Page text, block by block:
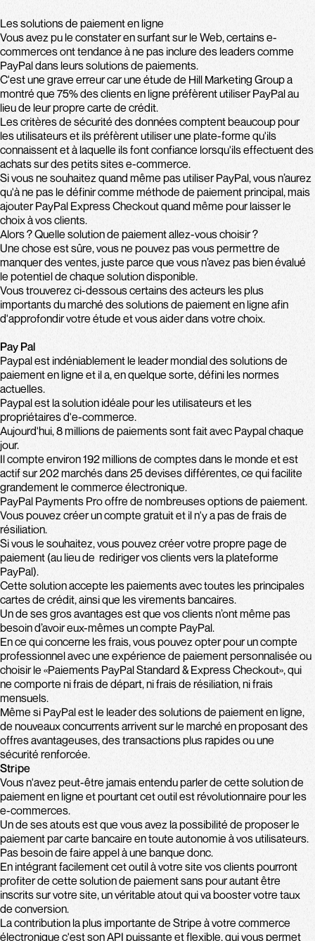
Les solutions de paiement en ligne
Vous avez pu le constater en surfant sur le Web, certains e-
commerces ont tendance à ne pas inclure des leaders comme
PayPal dans leurs solutions de paiements.
C'est une grave erreur car une étude de Hill Marketing Group a
montré que 75% des clients en ligne préfèrent utiliser PayPal au
lieu de leur propre carte de crédit.
Les critères de sécurité des données comptent beaucoup pour
les utilisateurs et ils préfèrent utiliser une plate-forme qu'ils
connaissent et à laquelle ils font confiance lorsqu'ils effectuent des
achats sur des petits sites e-commerce.
Si vous ne souhaitez quand même pas utiliser PayPal, vous n’aurez
qu'à ne pas le définir comme méthode de paiement principal, mais
ajouter PayPal Express Checkout quand même pour laisser le
choix à vos clients.
Alors ? Quelle solution de paiement allez-vous choisir ?
Une chose est sûre, vous ne pouvez pas vous permettre de
manquer des ventes, juste parce que vous n’avez pas bien évalué
le potentiel de chaque solution disponible.
Vous trouverez ci-dessous certains des acteurs les plus
importants du marché des solutions de paiement en ligne afin
d'approfondir votre étude et vous aider dans votre choix.
Pay Pal
Paypal est indéniablement le leader mondial des solutions de
paiement en ligne et il a, en quelque sorte, défini les normes
actuelles.
Paypal est la solution idéale pour les utilisateurs et les
propriétaires d'e-commerce.
Aujourd'hui, 8 millions de paiements sont fait avec Paypal chaque
jour.
Il compte environ 192 millions de comptes dans le monde et est
actif sur 202 marchés dans 25 devises différentes, ce qui facilite
grandement le commerce électronique.
PayPal Payments Pro offre de nombreuses options de paiement.
Vous pouvez créer un compte gratuit et il n'y a pas de frais de
résiliation.
Si vous le souhaitez, vous pouvez créer votre propre page de
paiement (au lieu de rediriger vos clients vers la plateforme
PayPal).
Cette solution accepte les paiements avec toutes les principales
cartes de crédit, ainsi que les virements bancaires.
Un de ses gros avantages est que vos clients n’ont même pas
besoin d’avoir eux-mêmes un compte PayPal.
En ce qui concerne les frais, vous pouvez opter pour un compte
professionnel avec une expérience de paiement personnalisée ou
choisir le «Paiements PayPal Standard & Express Checkout», qui
ne comporte ni frais de départ, ni frais de résiliation, ni frais
mensuels.
Même si PayPal est le leader des solutions de paiement en ligne,
de nouveaux concurrents arrivent sur le marché en proposant des
offres avantageuses, des transactions plus rapides ou une
sécurité renforcée.
Stripe
Vous n'avez peut-être jamais entendu parler de cette solution de
paiement en ligne et pourtant cet outil est révolutionnaire pour les
e-commerces.
Un de ses atouts est que vous avez la possibilité de proposer le
paiement par carte bancaire en toute autonomie à vos utilisateurs.
Pas besoin de faire appel à une banque donc.
En intégrant facilement cet outil à votre site vos clients pourront
profiter de cette solution de paiement sans pour autant être
inscrits sur votre site, un véritable atout qui va booster votre taux
de conversion.
La contribution la plus importante de Stripe à votre commerce
électronique c'est son API puissante et flexible, qui vous permet